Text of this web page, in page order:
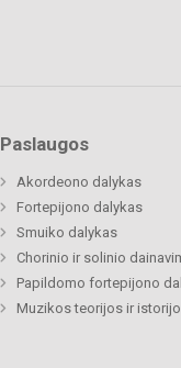
Paslaugos
Akordeono dalykas
Fortepijono dalykas
Smuiko dalykas
Chorinio ir solinio
Papildomo fortepijono
Muzikos teorijos ir